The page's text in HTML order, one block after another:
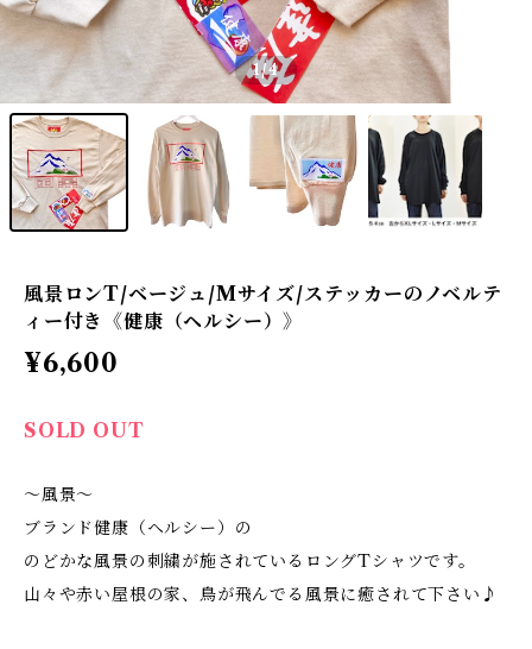
1/4
風景ロンT/ベージュ/Mサイズ/ステッカーのノベルテ
ィー付き《健康（ヘルシー）》
¥6,600
SOLD OUT
〜風景〜
ブランド健康（ヘルシー）の
のどかな風景の刺繍が施されているロングTシャツです。
山々や赤い屋根の家、鳥が飛んでる風景に癒されて下さい♪